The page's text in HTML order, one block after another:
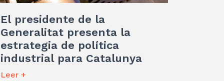
El presidente de la
Generalitat presenta la
estrategia de política
industrial para Catalunya
Leer +